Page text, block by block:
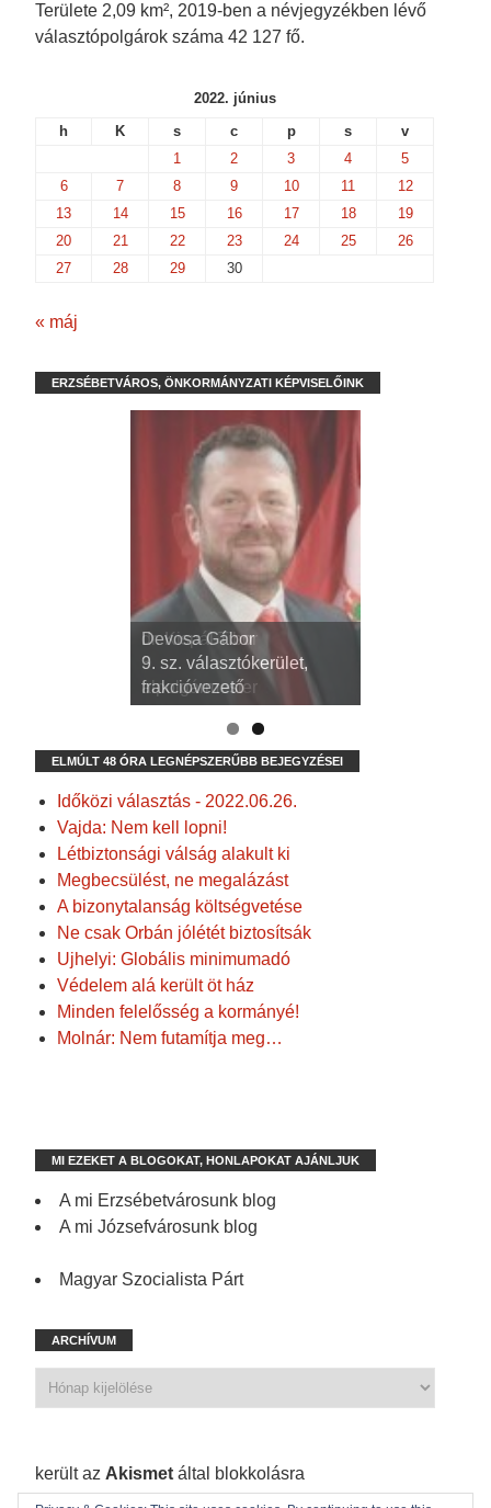
Területe 2,09 km², 2019-ben a névjegyzékben lévő
választópolgárok száma 42 127 fő.
2022. június
h
K s c p s
v
1
2 3 4
5
6
7 8 9 10 11
12
13
14 15 16 17 18
19
20
21 22 23 24 25
26
27
28 29 30
« máj
ERZSÉBETVÁROS, ÖNKORMÁNYZATI KÉPVISELŐINK
dr. Kispál Tibor
3. sz. választókerület,
alpolgármester
Devosa Gábor
9. sz. választókerület,
frakcióvezető
ELMÚLT 48 ÓRA LEGNÉPSZERŰBB BEJEGYZÉSEI
Időközi választás - 2022.06.26.
Vajda: Nem kell lopni!
Létbiztonsági válság alakult ki
Megbecsülést, ne megalázást
A bizonytalanság költségvetése
Ne csak Orbán jólétét biztosítsák
Ujhelyi: Globális minimumadó
Védelem alá került öt ház
Minden felelősség a kormányé!
Molnár: Nem futamítja meg…
MI EZEKET A BLOGOKAT, HONLAPOKAT AJÁNLJUK
A mi Erzsébetvárosunk blog
A mi Józsefvárosunk blog
Magyar Szocialista Párt
ARCHÍVUM
került az Akismet által blokkolásra